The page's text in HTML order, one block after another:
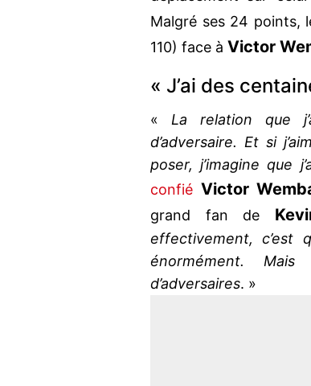
Malgré ses 24 points,
110) face à Victor
« J’ai des
«La relation que
d’adversaire. Et si
poser, j’imagine que
confié Victor
grand fan de
effectivement, c’est
énormément.
d’adversaires. »